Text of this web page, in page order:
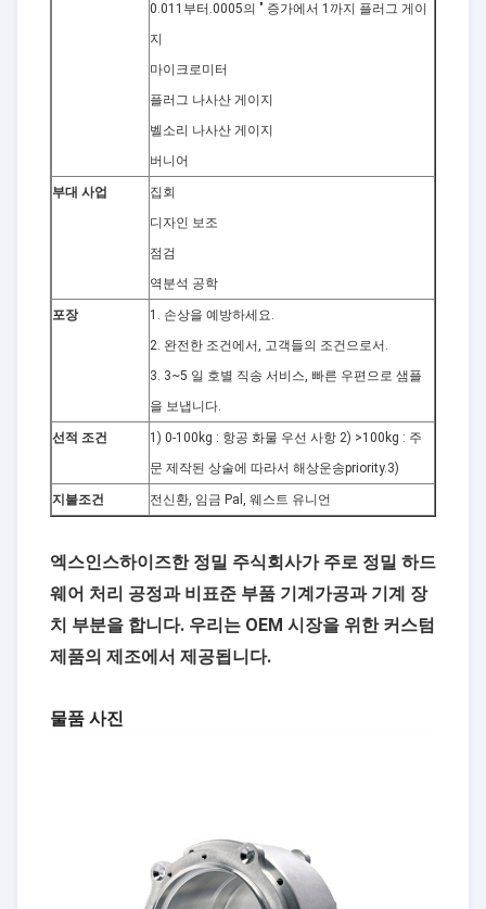
0.011부터.0005의 " 증가에서 1까지 플러그 게이
지
마이크로미터
플러그 나사산 게이지
벨소리 나사산 게이지
버니어
부대 사업
집회
디자인 보조
점검
역분석 공학
포장
1. 손상을 예방하세요.
2. 완전한 조건에서, 고객들의 조건으로서.
3. 3~5 일 호별 직송 서비스, 빠른 우편으로 샘플
을 보냅니다.
선적 조건
1) 0-100kg : 항공 화물 우선 사항 2) >100kg : 주
문 제작된 상술에 따라서 해상운송priority.3)
지불조건 전신환, 임금 Pal, 웨스트 유니언
엑스인스하이즈한 정밀 주식회사가 주로 정밀 하드
웨어 처리 공정과 비표준 부품 기계가공과 기계 장
치 부분을 합니다. 우리는 OEM 시장을 위한 커스텀
제품의 제조에서 제공됩니다.
물품 사진